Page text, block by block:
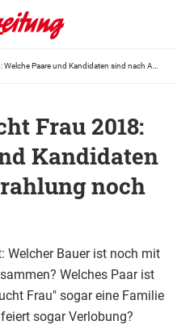
Frau 2018:
Kandidaten
noch
Welcher Bauer ist noch mit
Welches Paar ist
Frau" sogar eine Familie
sogar Verlobung?